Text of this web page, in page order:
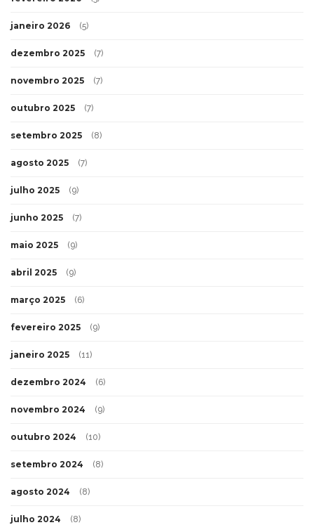
janeiro 2026 (5)
dezembro 2025 (7)
novembro 2025 (7)
outubro 2025 (7)
setembro 2025 (8)
agosto 2025 (7)
julho 2025 (9)
junho 2025 (7)
maio 2025 (9)
abril 2025 (9)
março 2025 (6)
fevereiro 2025 (9)
janeiro 2025 (11)
dezembro 2024 (6)
novembro 2024 (9)
outubro 2024 (10)
setembro 2024 (8)
agosto 2024 (8)
julho 2024 (8)